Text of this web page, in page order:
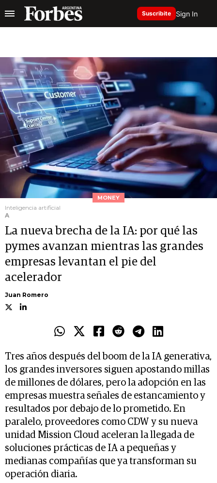
Suscribite Sign In
MONEY
Inteligencia artificial
A
La nueva brecha de la IA: por qué las
pymes avanzan mientras las grandes
empresas levantan el pie del
acelerador
Juan Romero
Tres años después del boom de la IA generativa,
los grandes inversores siguen apostando millas
de millones de dólares, pero la adopción en las
empresas muestra señales de estancamiento y
resultados por debajo de lo prometido. En
paralelo, proveedores como CDW y su nueva
unidad Mission Cloud aceleran la llegada de
soluciones prácticas de IA a pequeñas y
medianas compañías que ya transforman su
operación diaria.